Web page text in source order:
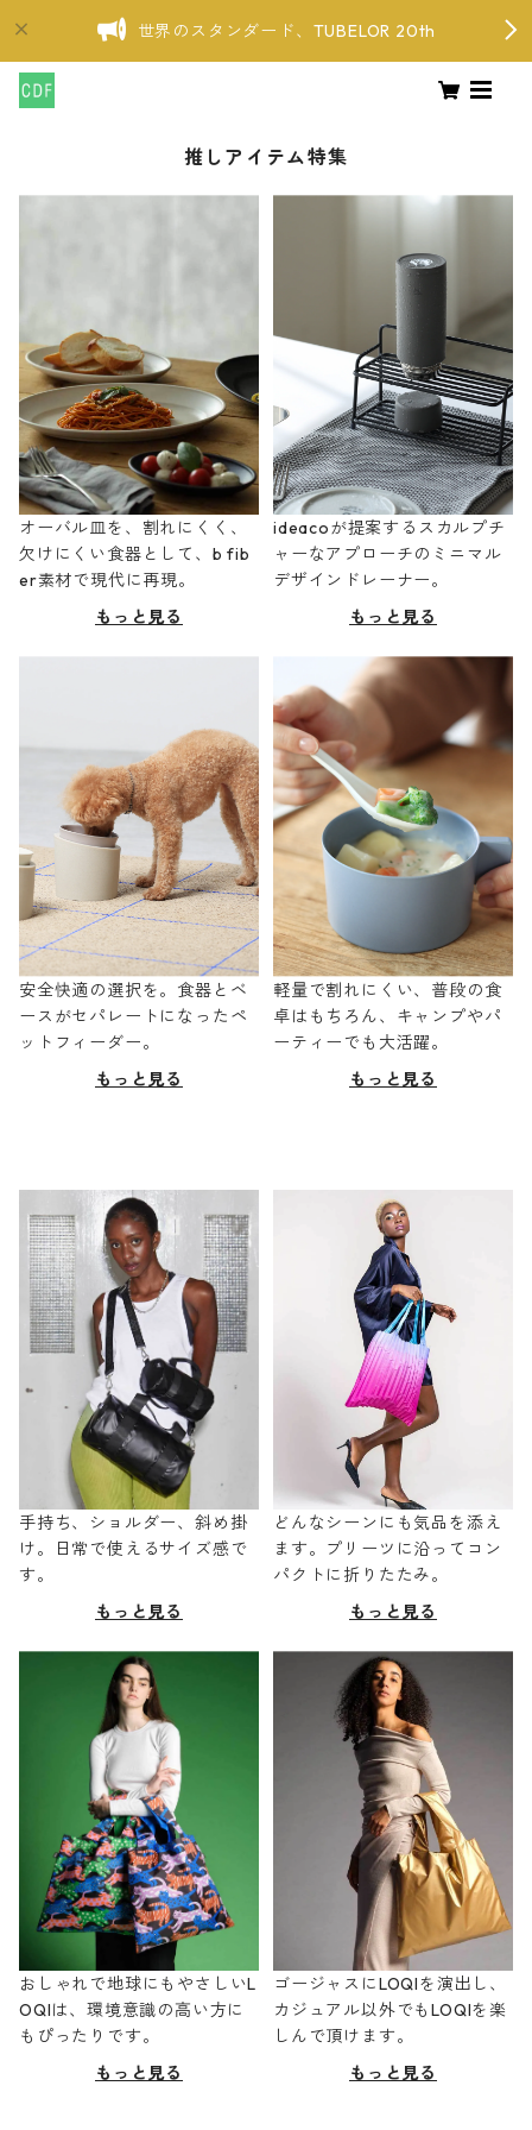
世界のスタンダード、TUBELOR 20th
推しアイテム特集
オーバル皿を、割れにくく、
欠けにくい食器として、b fib
er素材で現代に再現。
もっと見る
ideacoが提案するスカルプチ
ャーなアプローチのミニマル
デザインドレーナー。
もっと見る
安全快適の選択を。食器とベ
ースがセパレートになったペ
ットフィーダー。
もっと見る
軽量で割れにくい、普段の食
卓はもちろん、キャンプやパ
ーティーでも大活躍。
もっと見る
手持ち、ショルダー、斜め掛
け。日常で使えるサイズ感で
す。
もっと見る
どんなシーンにも気品を添え
ます。プリーツに沿ってコン
パクトに折りたたみ。
もっと見る
おしゃれで地球にもやさしいL
OQIは、環境意識の高い方に
もぴったりです。
もっと見る
ゴージャスにLOQIを演出し、
カジュアル以外でもLOQIを楽
しんで頂けます。
もっと見る